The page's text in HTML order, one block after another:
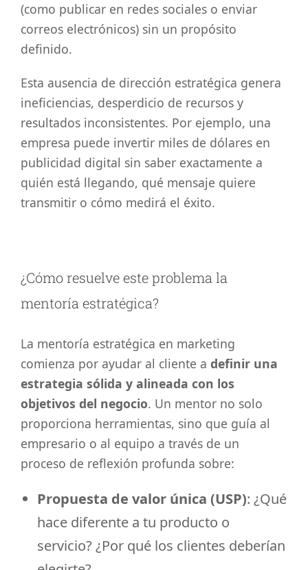
(como publicar en redes sociales o enviar
correos electrónicos) sin un propósito
definido.
Esta ausencia de dirección estratégica genera
ineficiencias, desperdicio de recursos y
resultados inconsistentes. Por ejemplo, una
empresa puede invertir miles de dólares en
publicidad digital sin saber exactamente a
quién está llegando, qué mensaje quiere
transmitir o cómo medirá el éxito.
¿Cómo resuelve este problema la
mentoría estratégica?
La mentoría estratégica en marketing
comienza por ayudar al cliente a definir una
estrategia sólida y alineada con los
objetivos del negocio. Un mentor no solo
proporciona herramientas, sino que guía al
empresario o al equipo a través de un
proceso de reflexión profunda sobre:
Propuesta de valor única (USP): ¿Qué
hace diferente a tu producto o
servicio? ¿Por qué los clientes deberían